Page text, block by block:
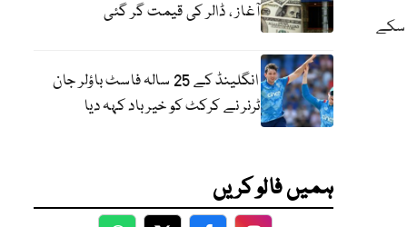
دیکھا جا سکے
آغاز ، ڈالر کی قیمت گر گئی
انگلینڈ کے 25 سالہ فاسٹ باؤلر جان
ٹرنر نے کرکٹ کو خیر باد کہہ دیا
ہمیں فالو کریں